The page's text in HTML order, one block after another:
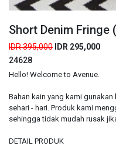
Short Denim Fringe
IDR 395,000
IDR 295,000
24628
Hello! Welcome to Avenue.
Bahan kain yang kami
sehari - hari. Produk kami
sehingga tidak mudah rusak
DETAIL PRODUK